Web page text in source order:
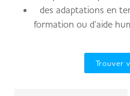
des adaptations en
formation ou d’aide
Trouver